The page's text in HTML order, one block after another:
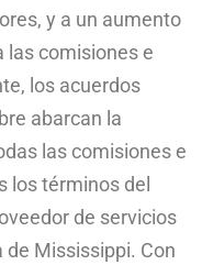
y a un aumento
las comisiones e
los acuerdos
abarcan la
las comisiones e
los términos del
de servicios
de Mississippi. Con